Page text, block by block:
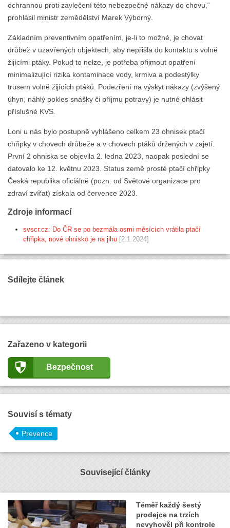
ochrannou proti zavlečení této nebezpečné nákazy do chovu,“
prohlásil ministr zemědělství Marek Výborný.
Základním preventivním opatřením, je-li to možné, je chovat
drůbež v uzavřených objektech, aby nepřišla do kontaktu s volně
žijícími ptáky. Pokud to nelze, je potřeba přijmout opatření
minimalizující rizika kontaminace vody, krmiva a podestýlky
trusem volně žijících ptáků. Podezření na výskyt nákazy (zvýšený
úhyn, náhlý pokles snášky či příjmu potravy) je nutné ohlásit
příslušné KVS.
Loni u nás bylo postupně vyhlášeno celkem 23 ohnisek ptačí
chřipky v chovech drůbeže a v chovech ptáků držených v zajetí.
První 2 ohniska se objevila 2. ledna 2023, naopak poslední se
datovalo ke 12. květnu 2023. Status země prosté ptačí chřipky
Česká republika oficiálně (pozn. od Světové organizace pro
zdraví zvířat) získala od července 2023.
Zdroje informací
svscr.cz: Do ČR se po bezmála osmi měsících vrátila ptačí
chřipka, nové ohnisko je na jihu [2.1.2024]
Sdílejte článek
Zařazeno v kategorii
Bezpečnost
Souvisí s tématy
Prevence
Související články
Téměř každý šestý
prodejce na trzích
nevyhověl při kontrole